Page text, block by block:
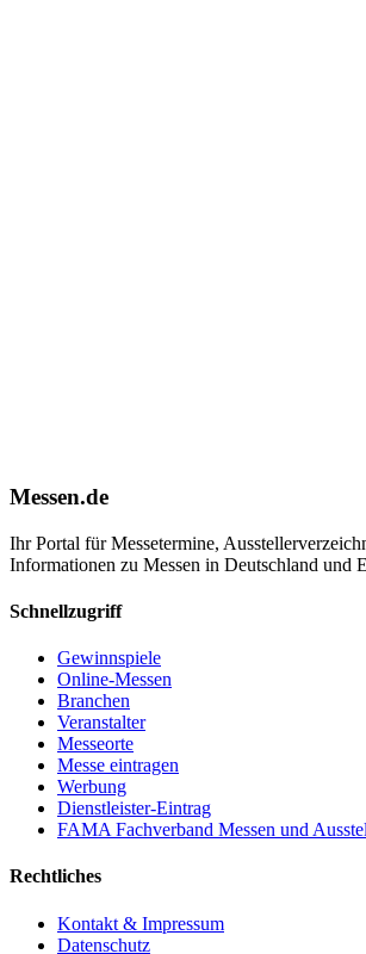
Messen.de
Ihr Portal für Messetermine,
Informationen zu Messen in Deutschland und
Schnellzugriff
Gewinnspiele
Online-Messen
Branchen
Veranstalter
Messeorte
Messe eintragen
Werbung
Dienstleister-Eintrag
FAMA Fachverband Messen und
Rechtliches
Kontakt & Impressum
Datenschutz